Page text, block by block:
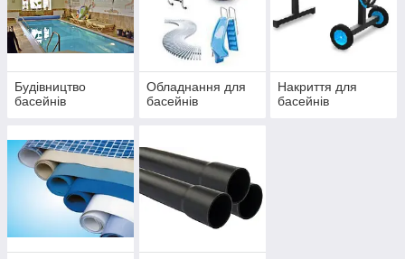
Будівництво
басейнів
Обладнання для
басейнів
Накриття для
басейнів